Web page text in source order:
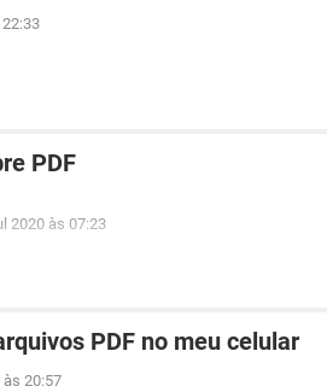
PDF
2020 às 07:23
PDF no meu celular
às 20:57